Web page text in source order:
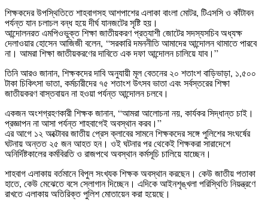
শিক্ষকদের উপস্থিতিতে শাহবাগসহ আশপাশের এলাকা বাংলা মোটর, টিএসসি ও কাঁটাবন
পর্যন্ত যান চলাচল বন্ধ হয়ে দীর্ঘ যানজটের সৃষ্টি হয়।
আন্দোলনরত এমপিওভুক্ত শিক্ষা জাতীয়করণ প্রত্যাশী জোটের সদস্যসচিব অধ্যক্ষ
দেলাওয়ার হোসেন আজিজী বলেন, “সরকারি দমননীতি আমাদের আন্দোলন থামাতে পারবে
না। আমরা শিক্ষা জাতীয়করণের দাবিতে এক দফা আন্দোলন চালিয়ে যাব।”
তিনি আরও জানান, শিক্ষকদের দাবি অনুযায়ী মূল বেতনের ২০ শতাংশ বাড়িভাড়া, ১,৫০০
টাকা চিকিৎসা ভাতা, কর্মচারীদের ৭৫ শতাংশ উৎসব ভাতা এবং সর্বস্তরের শিক্ষা
জাতীয়করণ বাস্তবায়ন না হওয়া পর্যন্ত আন্দোলন চলবে।
একজন অংশগ্রহণকারী শিক্ষক জানান, “আমরা আলোচনা নয়, কার্যকর সিদ্ধান্ত চাই।
প্রজ্ঞাপন না আসা পর্যন্ত শাহবাগেই অবস্থান করব।”
এর আগে ১২ অক্টোবর জাতীয় প্রেস ক্লাবের সামনে শিক্ষকদের সঙ্গে পুলিশের সংঘর্ষের
ঘটনায় অন্তত ২৫ জন আহত হন। ওই ঘটনার পর থেকেই শিক্ষকরা সারাদেশে
অনির্দিষ্টকালের কর্মবিরতি ও রাজপথে অবস্থান কর্মসূচি চালিয়ে যাচ্ছেন।
শাহবাগ এলাকায় বর্তমানে বিপুল সংখ্যক শিক্ষক অবস্থান করছেন। কেউ জাতীয় পতাকা
হাতে, কেউ মেঝেতে বসে স্লোগান দিচ্ছেন। এদিকে আইনশৃঙ্খলা পরিস্থিতি নিয়ন্ত্রণে
রাখতে এলাকায় অতিরিক্ত পুলিশ মোতায়েন করা হয়েছে।